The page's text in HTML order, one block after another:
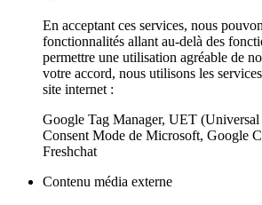
En acceptant ces services, nous
fonctionnalités allant au-delà des
permettre une utilisation agréable de
votre accord, nous utilisons les
site internet :
Google Tag Manager, UET
Consent Mode de Microsoft, Google
Freshchat
Contenu média externe